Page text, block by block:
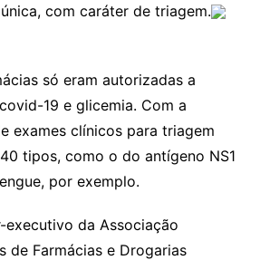
com caráter de triagem.
só eram autorizadas a
19 e glicemia. Com a
exames clínicos para triagem
tipos, como o do antígeno NS1
por exemplo.
da Associação
de Farmácias e Drogarias